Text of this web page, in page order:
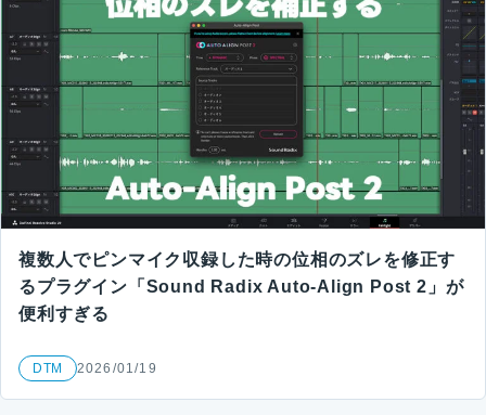
複数人でピンマイク収録した時の位相のズレを修正す
るプラグイン「Sound Radix Auto-Align Post 2」が
便利すぎる
DTM 2026/01/19